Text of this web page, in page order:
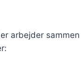
arbejder sammen